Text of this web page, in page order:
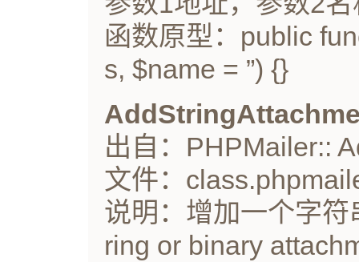
函数原型：public
s, $name = ”) {}
出自：PHPMailer::
文件：
说明：增加一个字
ring or binary